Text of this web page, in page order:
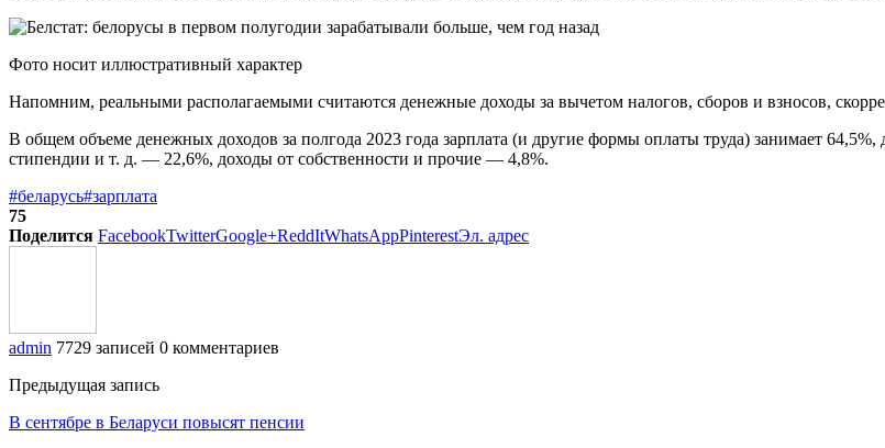
Фото носит иллюстративный характер
Напомним, реальными располагаемыми считаются денежные доходы за вычетом налогов, сборов и взносов,
В общем объеме денежных доходов за полгода 2023 года зарплата (и другие формы оплаты труда) занимает
стипендии и т. д. — 22,6%, доходы от собственности и прочие — 4,8%.
#беларусь#зарплата
75
Поделится FacebookTwitterGoogle+ReddItWhatsAppPinterestЭл. адрес
admin 7729 записей 0 комментариев
Предыдущая запись
В сентябре в Беларуси повысят пенсии